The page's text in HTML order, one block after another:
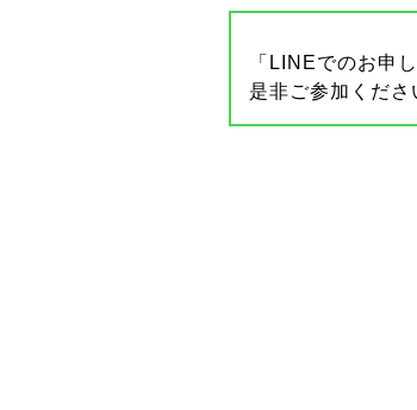
「LINEでのお申
是非ご参加くださ